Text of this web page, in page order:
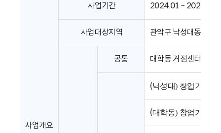
사업개요
사업기간 2024.01 ~ 2026.12
사업대상지역 관악구 낙성대동, 대학
공통 대학동 거점센터, 낙
(낙성대) 창업기업지
(대학동) 창업기업지